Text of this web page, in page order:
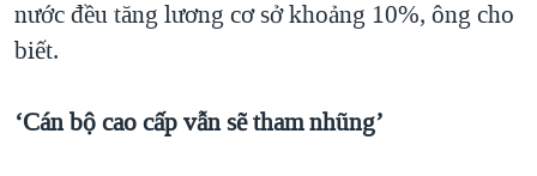
nước đều tăng lương cơ sở khoảng 10%, ông cho
biết.
‘Cán bộ cao cấp vẫn sẽ tham nhũng’